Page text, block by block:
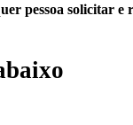
pessoa solicitar e